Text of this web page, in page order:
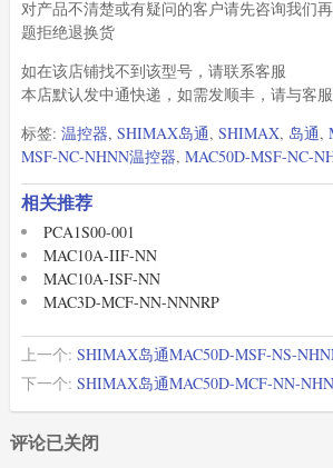
对产品不清楚或有疑问的客户请先咨询我们
题拒绝退换货
如在该店铺找不到该型号，请联系客服
本店默认发中通快递，如需发顺丰，请与客服
标签: 温控器, SHIMAX岛通, SHIMAX, 岛通,
MSF-NC-NHNN温控器, MAC50D-MSF-NC-
相关推荐
PCA1S00-001
MAC10A-IIF-NN
MAC10A-ISF-NN
MAC3D-MCF-NN-NNNRP
上一个: SHIMAX岛通MAC50D-MSF-NS-
下一个: SHIMAX岛通MAC50D-MCF-NN-
评论已关闭